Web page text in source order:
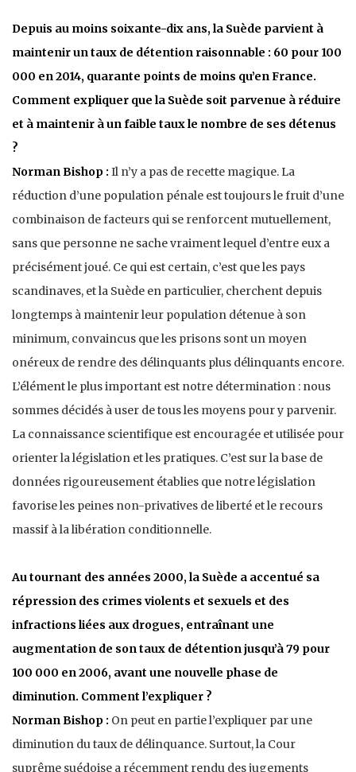
Depuis au moins soixante-dix ans, la Suède parvient à
maintenir un taux de détention raisonnable : 60 pour 100
000 en 2014, quarante points de moins qu’en France.
Comment expliquer que la Suède soit parvenue à réduire
et à maintenir à un faible taux le nombre de ses détenus
?
Norman Bishop : Il n’y a pas de recette magique. La
réduction d’une population pénale est toujours le fruit d’une
combinaison de facteurs qui se renforcent mutuellement,
sans que personne ne sache vraiment lequel d’entre eux a
précisément joué. Ce qui est certain, c’est que les pays
scandinaves, et la Suède en particulier, cherchent depuis
longtemps à maintenir leur population détenue à son
minimum, convaincus que les prisons sont un moyen
onéreux de rendre des délinquants plus délinquants encore.
L’élément le plus important est notre détermination : nous
sommes décidés à user de tous les moyens pour y parvenir.
La connaissance scientifique est encouragée et utilisée pour
orienter la législation et les pratiques. C’est sur la base de
données rigoureusement établies que notre législation
favorise les peines non-privatives de liberté et le recours
massif à la libération conditionnelle.
Au tournant des années 2000, la Suède a accentué sa
répression des crimes violents et sexuels et des
infractions liées aux drogues, entraînant une
augmentation de son taux de détention jusqu’à 79 pour
100 000 en 2006, avant une nouvelle phase de
diminution. Comment l’expliquer ?
Norman Bishop : On peut en partie l’expliquer par une
diminution du taux de délinquance. Surtout, la Cour
suprême suédoise a récemment rendu des jugements